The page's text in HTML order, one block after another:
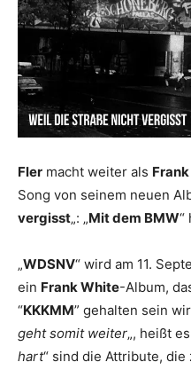
Fler macht weiter als
Song von seinem neuen
vergisst„: „Mit dem BMW“
„WDSNV“ wird am 11.
ein Frank White-Album,
“KKKMM” gehalten sein
geht somit weiter„, heißt
hart“ sind die Attribute,